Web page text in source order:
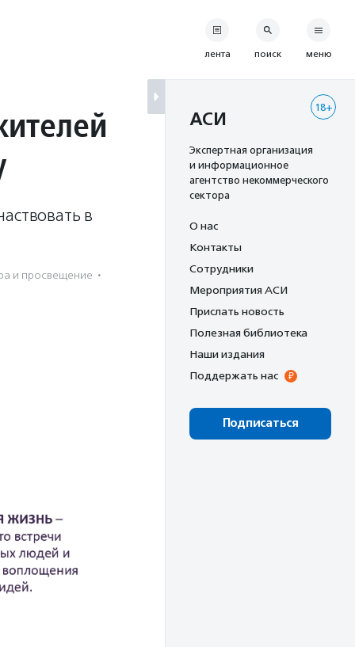
в
и просвещение ·
лента поиск меню
18+
АСИ
Экспертная организация
и информационное
агентство некоммерческого
сектора
О нас
Контакты
Сотрудники
Мероприятия АСИ
Прислать новость
Полезная библиотека
Наши издания
Поддержать нас
Подписаться